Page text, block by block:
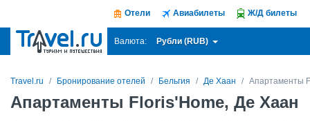
Отели Авиабилеты Ж/Д билеты
Валюта: Рубли (RUB)
Travel.ru Бронирование отелей Бельгия Де Хаан Апартаменты
Апартаменты Floris'Home, Де Хаан